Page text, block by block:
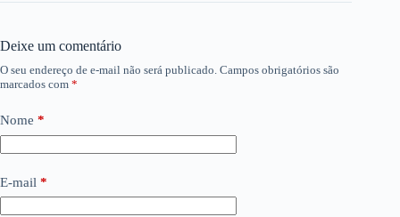
Deixe um comentário
O seu endereço de e-mail não será publicado. Campos obrigatórios são
marcados com *
Nome *
E-mail *